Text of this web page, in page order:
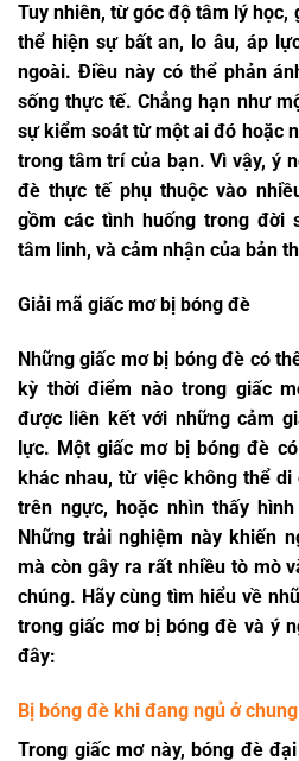
Tuy nhiên, từ góc độ tâm lý học,
thể hiện sự bất an, lo âu, áp
ngoài. Điều này có thể phản
sống thực tế. Chẳng hạn như
sự kiểm soát từ một ai đó hoặc
trong tâm trí của bạn. Vì vậy, ý
đè thực tế phụ thuộc vào
gồm các tình huống trong đời
tâm linh, và cảm nhận của bản
Giải mã giấc mơ bị bóng đè
Những giấc mơ bị bóng đè có
kỳ thời điểm nào trong giấc
được liên kết với những cảm
lực. Một giấc mơ bị bóng đè
khác nhau, từ việc không thể
trên ngực, hoặc nhìn thấy
Những trải nghiệm này khiến
mà còn gây ra rất nhiều tò mò
chúng. Hãy cùng tìm hiểu về
trong giấc mơ bị bóng đè và ý
đây:
Bị bóng đè khi đang ngủ ở
Trong giấc mơ này, bóng đè